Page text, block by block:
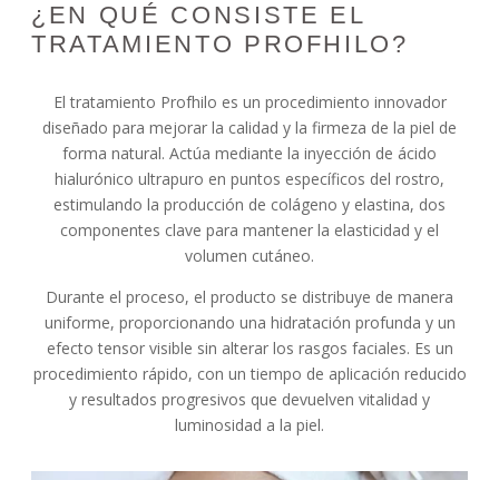
¿EN QUÉ CONSISTE EL
TRATAMIENTO PROFHILO?
El tratamiento Profhilo es un procedimiento innovador
diseñado para mejorar la calidad y la firmeza de la piel de
forma natural. Actúa mediante la inyección de ácido
hialurónico ultrapuro en puntos específicos del rostro,
estimulando la producción de colágeno y elastina, dos
componentes clave para mantener la elasticidad y el
volumen cutáneo.
Durante el proceso, el producto se distribuye de manera
uniforme, proporcionando una hidratación profunda y un
efecto tensor visible sin alterar los rasgos faciales. Es un
procedimiento rápido, con un tiempo de aplicación reducido
y resultados progresivos que devuelven vitalidad y
luminosidad a la piel.